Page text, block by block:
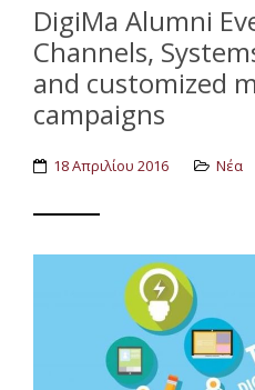
DigiMa Alumni
Channels,
and customized
campaigns
18 Απριλίου 2016 Νέα